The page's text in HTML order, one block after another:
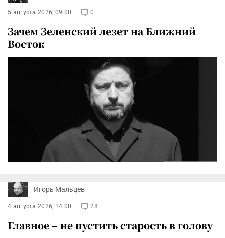
5 августа 2026, 09:00 0
Зачем Зеленский лезет на Ближний
Восток
Игорь Мальцев
4 августа 2026, 14:00 28
Главное – не пустить старость в голову